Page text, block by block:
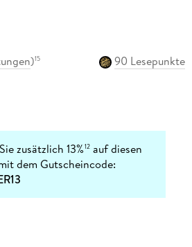
)15
90 Lesepunkte
zusätzlich 13%12 auf diesen
dem Gutscheincode: